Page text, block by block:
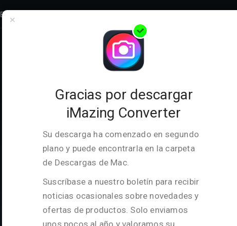
Empresas
Thank you for downloading
iMazing Converter for Mac
Fecha de
lanzamiento:
Jul 14, 2026
Compatibilidad:
macOS 10.10 or higher
Admite:
HEIC to JPEG or PNG,
HEVC (H.265) to MPEG-
×
Gracias por descargar
iMazing Converter
Su descarga ha comenzado en segundo
plano y puede encontrarla en la carpeta
de Descargas de Mac.
Suscríbase a nuestro boletín para recibir
noticias ocasionales sobre novedades y
ofertas de productos. Solo enviamos
unos pocos al año y valoramos su